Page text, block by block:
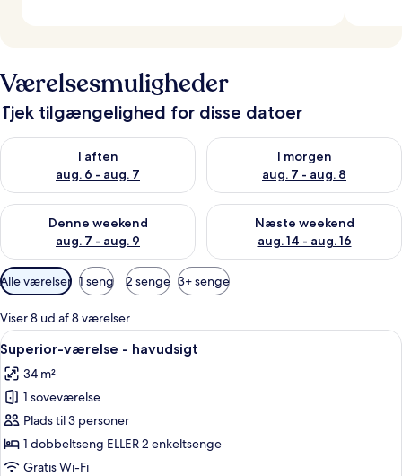
Værelsesmuligheder
Tjek tilgængelighed for disse datoer
I aften
aug. 6 - aug. 7
Tjek tilgængelighed for i aften aug. 6 - aug. 7
I morgen
aug. 7 - aug. 8
Tjek tilgængelighed for i
Denne weekend
aug. 7 - aug. 9
Tjek tilgængelighed for denne weekend aug. 7 - aug. 9
Næste weekend
aug. 14 - aug. 16
Tjek tilgængelighed for næste
Tilgængelige
filtre
for
værelser
Alle værelser 1 seng 2 senge 3+ senge
Viser 8 ud af 8 værelser
Indlæs
alle
billeder
af
Superior-
værelse
-
Et hotelværelse med seng, fjernsyn,
9
Superior-værelse - havudsigt
34 m²
1 soveværelse
Plads til 3 personer
1 dobbeltseng ELLER 2 enkeltsenge
Gratis Wi-Fi